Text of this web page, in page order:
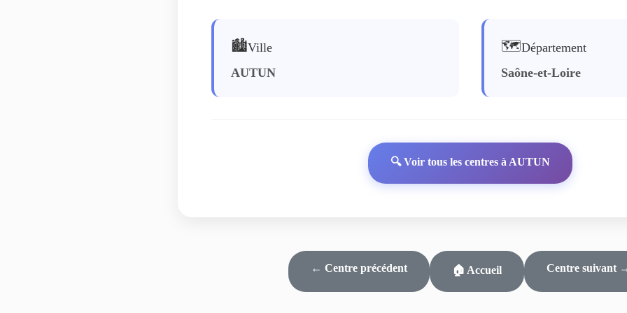
🏙️Ville
AUTUN
🗺️Département
Saône-et-Loire
🔍 Voir tous les centres à AUTUN
← Centre précédent 🏠 Accueil Centre suivant